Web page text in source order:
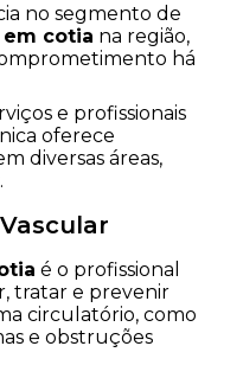
no segmento de
cotia na região,
há
e profissionais
oferece
diversas áreas,
é o profissional
tratar e prevenir
circulatório, como
e obstruções